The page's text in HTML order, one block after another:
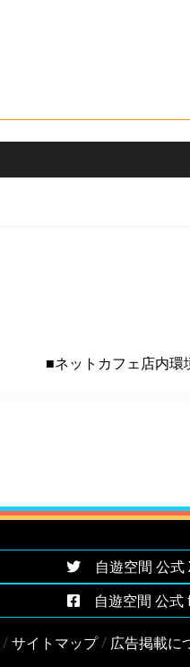
■ネットカフェ店内環
自遊空間 公式
自遊空間 公式
/サイトマップ/ 広告掲載に